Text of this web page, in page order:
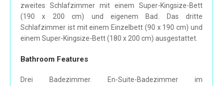
zweites Schlafzimmer mit einem Super-Kingsize-Bett
(190 x 200 cm) und eigenem Bad. Das dritte
Schlafzimmer ist mit einem Einzelbett (90 x 190 cm) und
einem Super-Kingsize-Bett (180 x 200 cm) ausgestattet.
Bathroom Features
Drei Badezimmer. En-Suite-Badezimmer im